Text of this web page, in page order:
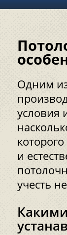
Одним
условия
и
учесть